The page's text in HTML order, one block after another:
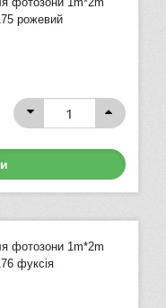
рожевий
фотозони 1m*2m
фуксія